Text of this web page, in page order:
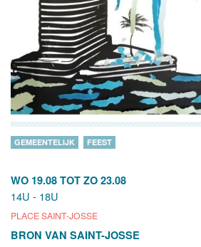
WO 19.08 TOT ZO 23.08
14U - 18U
PLACE SAINT-JOSSE
GEMEENTELIJK FEEST
BRON VAN SAINT-JOSSE